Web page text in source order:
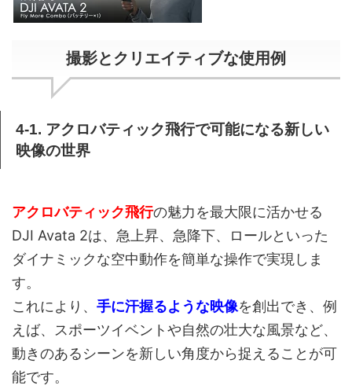
撮影とクリエイティブな使用例
4-1. アクロバティック飛行で可能になる新しい
映像の世界
アクロバティック飛行の魅力を最大限に活かせる
DJI Avata 2は、急上昇、急降下、ロールといった
ダイナミックな空中動作を簡単な操作で実現しま
す。
これにより、 手に汗握るような映像を創出でき、例
えば、スポーツイベントや自然の壮大な風景など、
動きのあるシーンを新しい角度から捉えることが可
能です。